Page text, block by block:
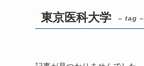
東京医科大学 – tag –